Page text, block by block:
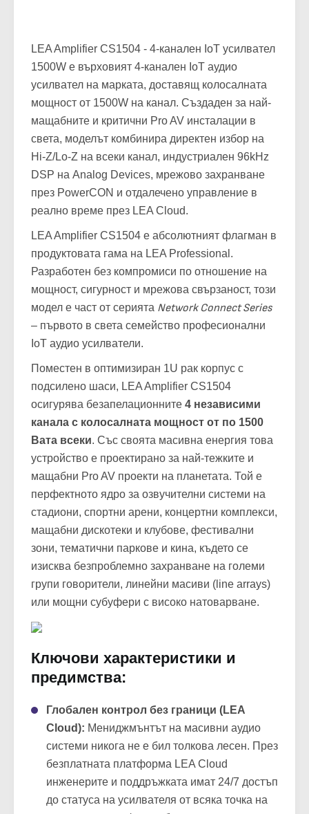
LEA Amplifier CS1504 - 4-канален IoT усилвател
1500W е върховият 4-канален IoT аудио
усилвател на марката, доставящ колосалната
мощност от 1500W на канал. Създаден за най-
мащабните и критични Pro AV инсталации в
света, моделът комбинира директен избор на
Hi-Z/Lo-Z на всеки канал, индустриален 96kHz
DSP на Analog Devices, мрежово захранване
през PowerCON и отдалечено управление в
реално време през LEA Cloud.
LEA Amplifier CS1504 е абсолютният флагман в
продуктовата гама на LEA Professional.
Разработен без компромиси по отношение на
мощност, сигурност и мрежова свързаност, този
модел е част от серията Network Connect Series
– първото в света семейство професионални
IoT аудио усилватели.
Поместен в оптимизиран 1U рак корпус с
подсилено шаси, LEA Amplifier CS1504
осигурява безапелационните 4 независими
канала с колосалната мощност от по 1500
Вата всеки. Със своята масивна енергия това
устройство е проектирано за най-тежките и
мащабни Pro AV проекти на планетата. Той е
перфектното ядро за озвучителни системи на
стадиони, спортни арени, концертни комплекси,
мащабни дискотеки и клубове, фестивални
зони, тематични паркове и кина, където се
изисква безпроблемно захранване на големи
групи говорители, линейни масиви (line arrays)
или мощни субуфери с високо натоварване.
Ключови характеристики и
предимства:
Глобален контрол без граници (LEA
Cloud): Мениджмънтът на масивни аудио
системи никога не е бил толкова лесен. През
безплатната платформа LEA Cloud
инженерите и поддръжката имат 24/7 достъп
до статуса на усилвателя от всяка точка на